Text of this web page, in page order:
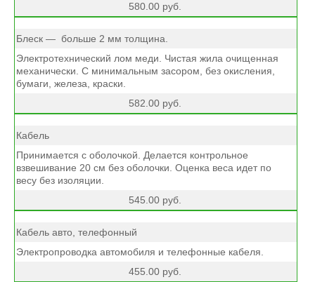
580.00 руб.
Блеск — больше 2 мм толщина.
Электротехнический лом меди. Чистая жила очищенная
механически. С минимальным засором, без окисления,
бумаги, железа, краски.
582.00 руб.
Кабель
Принимается с оболочкой. Делается контрольное
взвешивание 20 см без оболочки. Оценка веса идет по
весу без изоляции.
545.00 руб.
Кабель авто, телефонный
Электропроводка автомобиля и телефонные кабеля.
455.00 руб.